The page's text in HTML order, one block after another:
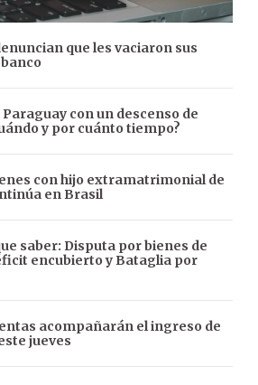
que les vaciaron sus
con un descenso de
y por cuánto tiempo?
con hijo extramatrimonial de
en Brasil
saber: Disputa por bienes de
encubierto y Bataglia por
acompañarán el ingreso de
jueves